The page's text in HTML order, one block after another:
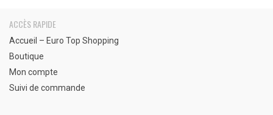
ACCÈS RAPIDE
Accueil – Euro Top Shopping
Boutique
Mon compte
Suivi de commande